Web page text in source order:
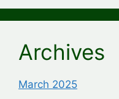
Archives
March 2025